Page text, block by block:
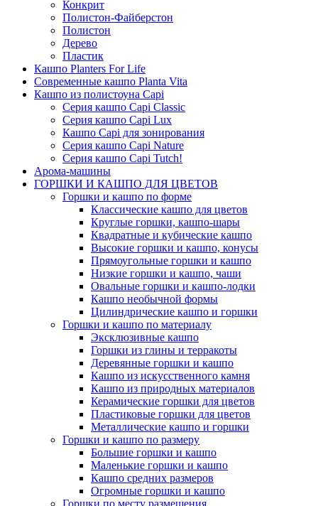
Конкрит
Полистон-Файберстон
Полистон
Дерево
Пластик
Кашпо Planters For Life
Современные кашпо Planta Vita
Кашпо из полистоуна Capi
Серия кашпо Capi Classic
Серия кашпо Capi Lux
Кашпо Capi для зонирования
Серия кашпо Capi Nature
Серия кашпо Capi Tutch!
Арома-машины
ГОРШКИ И КАШПО ДЛЯ ЦВЕТОВ
Горшки и кашпо по форме
Классические кашпо для цветов
Круглые горшки, кашпо-шары
Квадратные и кубические кашпо
Высокие горшки и кашпо, конусы
Прямоугольные горшки и кашпо
Низкие горшки и кашпо, чаши
Овальные горшки и кашпо-лодки
Кашпо необычной формы
Цилиндрические кашпо и горшки
Горшки и кашпо по материалу
Эксклюзивные кашпо
Горшки из глины и терракоты
Деревянные горшки и кашпо
Кашпо из искусственного камня
Кашпо из природных материалов
Керамические горшки для цветов
Пластиковые горшки для цветов
Металлические кашпо и горшки
Горшки и кашпо по размеру
Большие горшки и кашпо
Маленькие горшки и кашпо
Кашпо средних размеров
Огромные горшки и кашпо
Горшки по месту размещения